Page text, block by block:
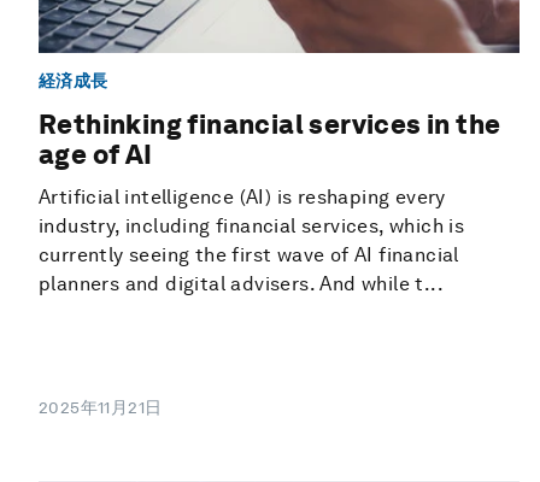
経済成長
Rethinking financial services in the
age of AI
Artificial intelligence (AI) is reshaping every
industry, including financial services, which is
currently seeing the first wave of AI financial
planners and digital advisers. And while t...
2025年11月21日